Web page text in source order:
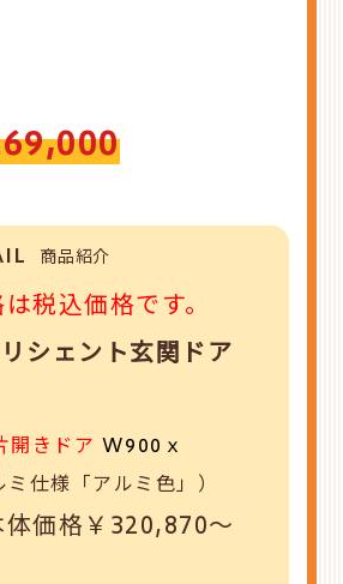
商品紹介
税込価格です。
シェント玄関ドア
開きドア W900ｘ
ミ仕様「アルミ色」）
価格￥320,870～